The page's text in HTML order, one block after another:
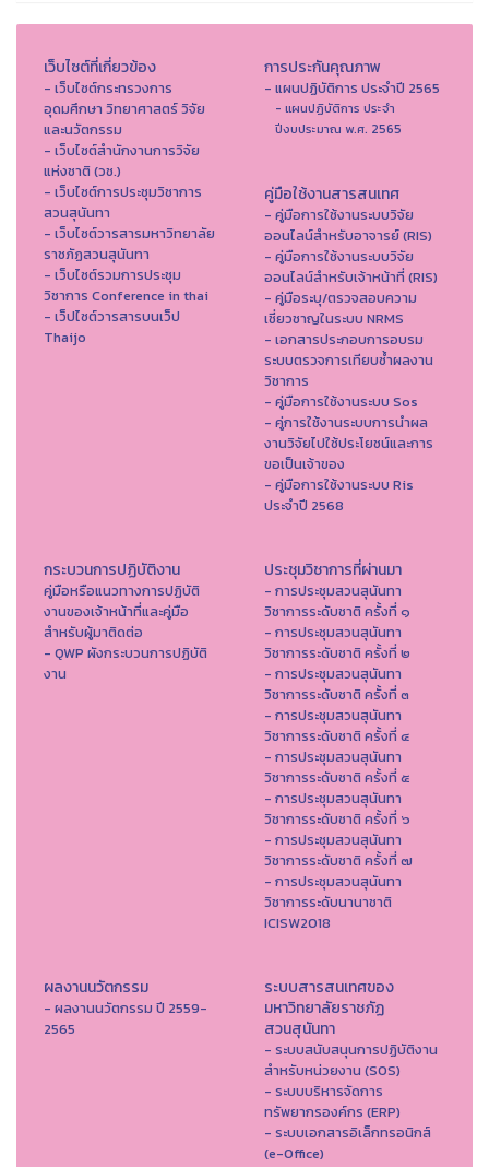
เว็บไซต์ที่เกี่ยวข้อง
- เว็บไซต์กระทรวงการ
อุดมศึกษา วิทยาศาสตร์ วิจัย
และนวัตกรรม
- เว็บไซต์สำนักงานการวิจัย
แห่งชาติ (วช.)
- เว็บไซต์การประชุมวิชาการ
สวนสุนันทา
- เว็บไซต์วารสารมหาวิทยาลัย
ราชภัฏสวนสุนันทา
- เว็บไซต์รวมการประชุม
วิชาการ Conference in thai
- เว็ปไซต์วารสารบนเว็ป
Thaijo
การประกันคุณภาพ
- แผนปฏิบัติการ ประจำปี 2565
- แผนปฏิบัติการ ประจำ
ปีงบประมาณ พ.ศ. 2565
คู่มือใช้งานสารสนเทศ
- คู่มือการใช้งานระบบวิจัย
ออนไลน์สำหรับอาจารย์ (RIS)
- คู่มือการใช้งานระบบวิจัย
ออนไลน์สำหรับเจ้าหน้าที่ (RIS)
- คู่มือระบุ/ตรวจสอบความ
เชี่ยวชาญในระบบ NRMS
- เอกสารประกอบการอบรม
ระบบตรวจการเทียบซ้ำผลงาน
วิชาการ
- คู่มือการใช้งานระบบ Sos
- คู่การใช้งานระบบการนำผล
งานวิจัยไปใช้ประโยชน์และการ
ขอเป็นเจ้าของ
- คู่มือการใช้งานระบบ Ris
ประจำปี 2568
กระบวนการปฏิบัติงาน
คู่มือหรือแนวทางการปฏิบัติ
งานของเจ้าหน้าที่และคู่มือ
สำหรับผู้มาติดต่อ
- QWP ผังกระบวนการปฏิบัติ
งาน
ประชุมวิชาการที่ผ่านมา
- การประชุมสวนสุนันทา
วิชาการระดับชาติ ครั้งที่ ๑
- การประชุมสวนสุนันทา
วิชาการระดับชาติ ครั้งที่ ๒
- การประชุมสวนสุนันทา
วิชาการระดับชาติ ครั้งที่ ๓
- การประชุมสวนสุนันทา
วิชาการระดับชาติ ครั้งที่ ๔
- การประชุมสวนสุนันทา
วิชาการระดับชาติ ครั้งที่ ๕
- การประชุมสวนสุนันทา
วิชาการระดับชาติ ครั้งที่ ๖
- การประชุมสวนสุนันทา
วิชาการระดับชาติ ครั้งที่ ๗
- การประชุมสวนสุนันทา
วิชาการระดับนานาชาติ
ICISW2018
ผลงานนวัตกรรม
- ผลงานนวัตกรรม ปี 2559-
2565
ระบบสารสนเทศของ
มหาวิทยาลัยราชภัฏ
สวนสุนันทา
- ระบบสนับสนุนการปฏิบัติงาน
สำหรับหน่วยงาน (SOS)
- ระบบบริหารจัดการ
ทรัพยากรองค์กร (ERP)
- ระบบเอกสารอิเล็กทรอนิกส์
(e-Office)